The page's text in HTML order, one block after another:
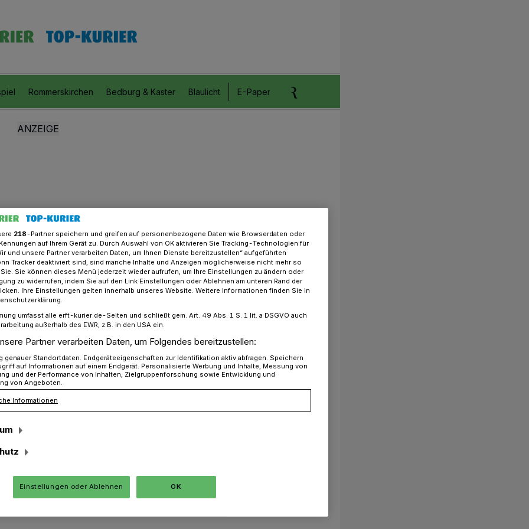
Rommerskirchen Bedburg & Kaster Blaulicht E-Paper Anzeigen aufgeben
Grevenbroich: So schön war der Fackelzug​
2022
der Fackelzug
Schützenfest: Nach zwei Jahren
der Startschuss für das große
Traditionell zog am Samstagabend
die City.
218-Partner speichern und greifen auf personenbezogene Daten wie Browserdaten oder
auf Ihrem Gerät zu. Durch Auswahl von OK aktivieren Sie Tracking-Technologien für
und unsere Partner verarbeiten Daten, um Ihnen Dienste bereitzustellen“ aufgeführten
Tracker deaktiviert sind, sind manche Inhalte und Anzeigen möglicherweise nicht mehr so
Sie können dieses Menü jederzeit wieder aufrufen, um Ihre Einstellungen zu ändern oder
zu widerrufen, indem Sie auf den Link Einstellungen oder Ablehnen am unteren Rand der
Ihre Einstellungen gelten innerhalb unseres Website. Weitere Informationen finden Sie in
umfasst alle erft-kurier.de-Seiten und schließt gem. Art. 49 Abs. 1 S. 1 lit. a DSGVO auch
außerhalb des EWR, z.B. in den USA ein.
Partner verarbeiten Daten, um Folgendes bereitzustellen:
genauer Standortdaten. Endgeräteeigenschaften zur Identifikation aktiv abfragen. Speichern
auf Informationen auf einem Endgerät. Personalisierte Werbung und Inhalte, Messung von
und der Performance von Inhalten, Zielgruppenforschung sowie Entwicklung und
von Angeboten.
Informationen
Einstellungen oder Ablehnen OK